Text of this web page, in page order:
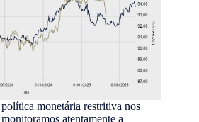
monetária restritiva nos
atentamente a